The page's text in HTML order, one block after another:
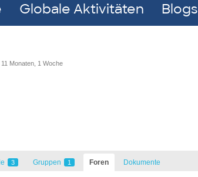
Globale Aktivitäten Blogs
Monaten, 1 Woche
3 Gruppen 1 Foren Dokumente